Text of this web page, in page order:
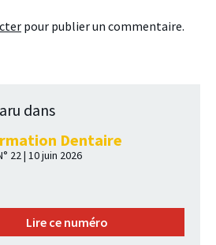
pour publier un commentaire.
dans
Dentaire
22 | 10 juin 2026
Lire ce numéro